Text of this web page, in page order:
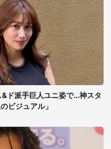
ド派手巨人ユニ姿で...神スタ
ビジュアル」